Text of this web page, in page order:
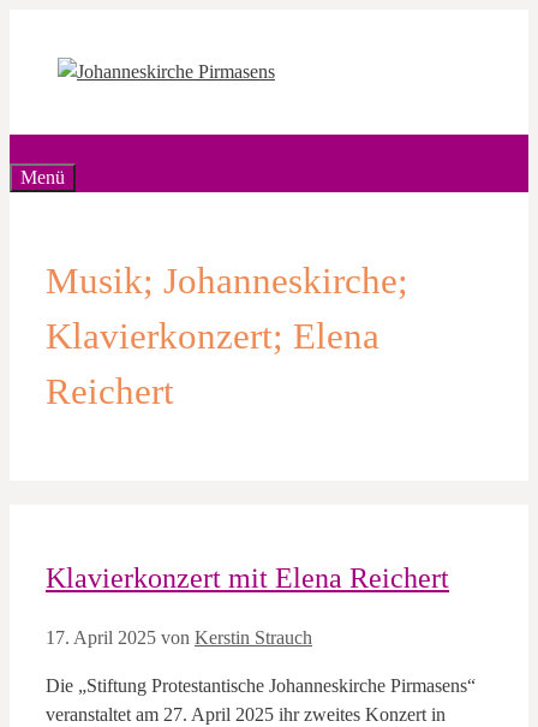
springen
Menü
Musik; Johanneskirche;
Klavierkonzert; Elena
Reichert
Klavierkonzert mit Elena Reichert
17. April 2025 von Kerstin Strauch
Die „Stiftung Protestantische Johanneskirche Pirmasens“
veranstaltet am 27. April 2025 ihr zweites Konzert in